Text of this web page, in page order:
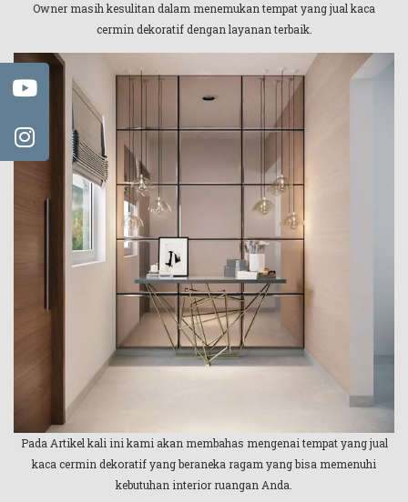
Owner masih kesulitan dalam menemukan tempat yang jual kaca
cermin dekoratif dengan layanan terbaik.
Pada Artikel kali ini kami akan membahas mengenai tempat yang jual
kaca cermin dekoratif yang beraneka ragam yang bisa memenuhi
kebutuhan interior ruangan Anda.